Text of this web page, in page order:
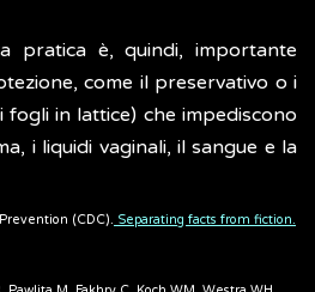
pratica è, quindi, importante
come il preservativo o i
fogli in lattice) che impediscono
i liquidi vaginali, il sangue e la
(CDC). Separating facts from fiction.